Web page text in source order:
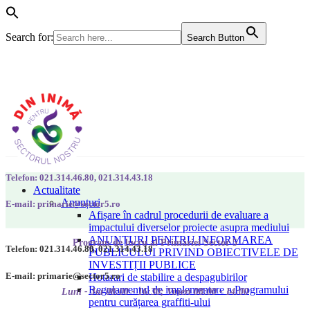
Search for: Search Button
Actualitate
Anunțuri
Afișare în cadrul procedurii de evaluare a
impactului diverselor proiecte asupra mediului
ANUNȚURI PENTRU INFORMAREA
PUBLICULUI PRIVIND OBIECTIVELE DE
INVESTIȚII PUBLICE
Hotarari de stabilire a despagubirilor
Regulamentul de implementare a Programului
pentru curățarea graffiti-ului
Telefon: 021.314.46.80, 021.314.43.18
E-mail: primarie@sector5.ro
Program de lucru al Primăriei Sector 5
Luni - Joi 08:00 - 16:30; Vineri 08:00 - 14:00
Telefon: 021.314.46.80, 021.314.43.18
E-mail: primarie@sector5.ro